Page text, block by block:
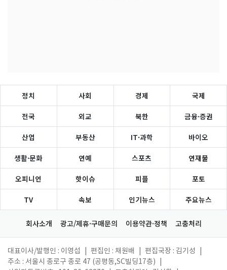
정치 사회 경제 국제
전국 외교 북한 금융·증권
산업 부동산 IT·과학 바이오
생활·문화 연예 스포츠 연재물
오피니언 핫이슈 피플 포토
TV 속보 인기뉴스 주요뉴스
회사소개 광고/제휴·구매문의 이용약관·정책 고충처리
대표이사/발행인 : 이영섭 편집인 : 채원배 편집국장 : 김기성
주소 : 서울시 종로구 종로 47 (공평동,SC빌딩17층)